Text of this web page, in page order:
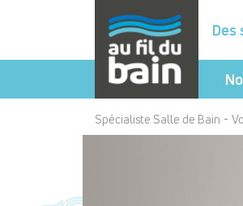
Des
Spécialiste Salle de Bain -